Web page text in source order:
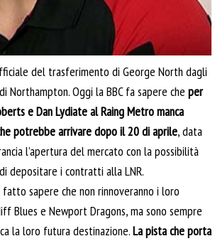
del trasferimento di George North dagli
Northampton. Oggi la BBC fa sapere che per
e Dan Lydiate al Raing Metro manca
potrebbe arrivare dopo il 20 di aprile, data
l’apertura del mercato con la possibilità
depositare i contratti alla LNR.
fatto sapere che non rinnoveranno i loro
Blues e Newport Dragons, ma sono sempre
la loro futura destinazione.La pista che porta